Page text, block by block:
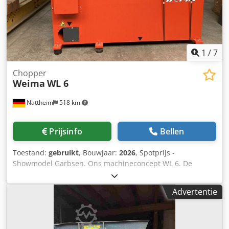
Tandwieleindschakelaar • Schuifcyclus • Schuifhelft terug •
Houtvultrechter • 2. Messenserie Chodpfx Aoy D E U Iep
Aea Opslaglocatie: Leverancier
1 /7
Nattheim 518 km
Chopper
Weima WL 6
Prijsinfo Bellen
Toestand: gebruikt, Bouwjaar: 2026, Spotprijs -
Showmodel Garbsen. Ons machineconcept WL 6. De
Weima hoogvermogensversnipperaar, met zijn flexibele
toepassingsmogelijkheden, kan alle soorten
houtmaterialen (hardhout, zacht hout, spaanplaat, MDF-
materialen, multiplex, fineerresten, enz.) verwerken tot
brandhout en zorgt daarbij, bij volumineuze materialen,
Advertentie